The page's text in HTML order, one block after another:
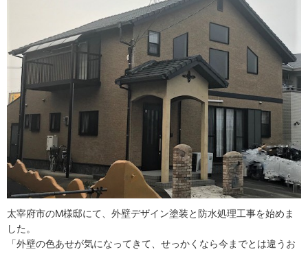
太宰府市のM様邸にて、外壁デザイン塗装と防水処理工事を始めま
した。
「外壁の色あせが気になってきて、せっかくなら今までとは違うお